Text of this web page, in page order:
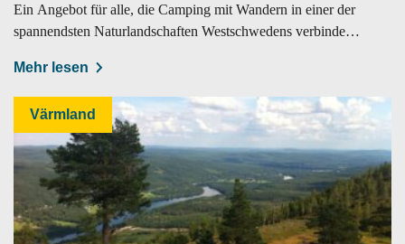
Ein Angebot für alle, die Camping mit Wandern in einer der
spannendsten Naturlandschaften Westschwedens verbinden
Mehr lesen
Värmland